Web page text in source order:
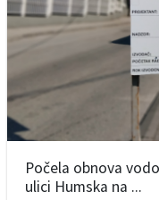
Počela obnova
ulici Humska na ...